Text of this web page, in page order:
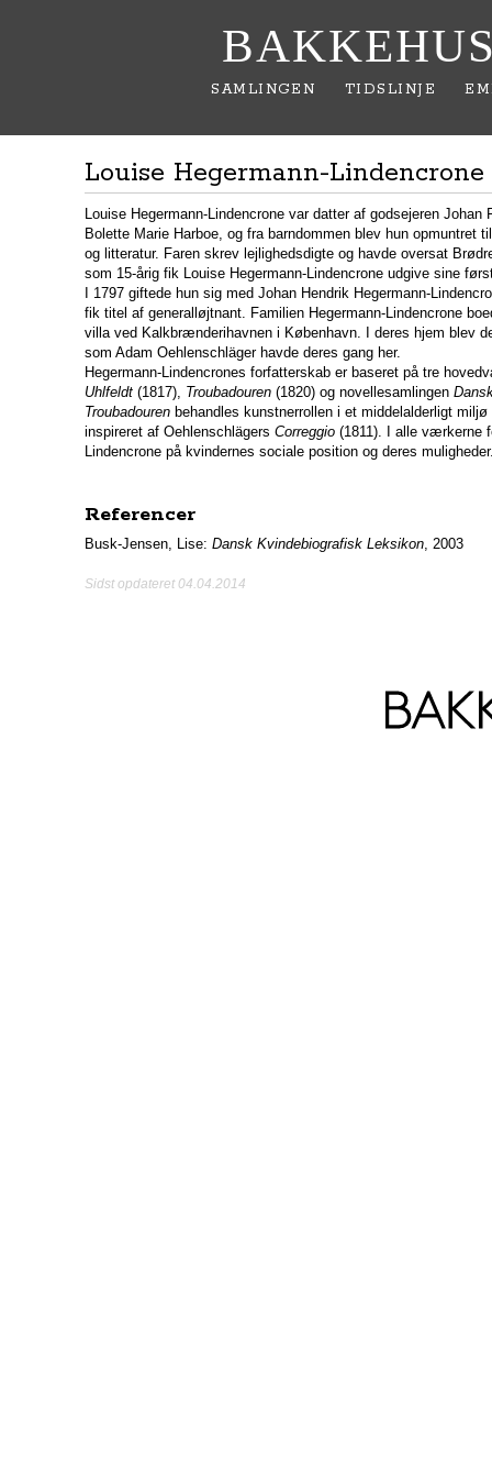
SAMLINGEN TIDSLINJE
Louise Hegermann-Lindencrone
Louise Hegermann-Lindencrone var datter af godsejeren Johan
Bolette Marie Harboe, og fra barndommen blev hun opmuntret
og litteratur. Faren skrev lejlighedsdigte og havde oversat
som 15-årig fik Louise Hegermann-Lindencrone udgive sine
I 1797 giftede hun sig med Johan Hendrik Hegermann-
fik titel af generalløjtnant. Familien Hegermann-Lindencrone
villa ved Kalkbrænderihavnen i København. I deres hjem blev
som Adam Oehlenschläger havde deres gang her.
Hegermann-Lindencrones forfatterskab er baseret på tre
Uhlfeldt (1817), Troubadouren (1820) og novellesamlingen
Troubadouren behandles kunstnerrollen i et middelalderligt
inspireret af Oehlenschlägers Correggio (1811). I alle værkerne
Lindencrone på kvindernes sociale position og deres
Referencer
Busk-Jensen, Lise: Dansk Kvindebiografisk Leksikon, 2003
Sidst opdateret 04.04.2014